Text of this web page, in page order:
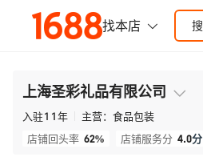
上海圣彩礼品有限公司
入驻11年 主营： 食品包装
店铺回头率 62% 店铺服务分 4.0分